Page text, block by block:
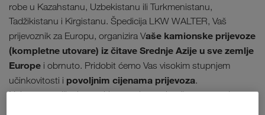
robe u Kazahstanu, Uzbekistanu ili Turkmenistanu,
Tadžikistanu i Kirgistanu. Špedicija LKW WALTER, Vaš
prijevoznik za Europu, organizira Vaše kamionske prijevoze
(kompletne utovare) iz čitave Srednje Azije u sve zemlje
Europe i obrnuto. Pridobit ćemo Vas visokim stupnjem
učinkovitosti i povoljnim cijenama prijevoza.
Najsuvremeniji telematski sustavi uz to jamče neposredan